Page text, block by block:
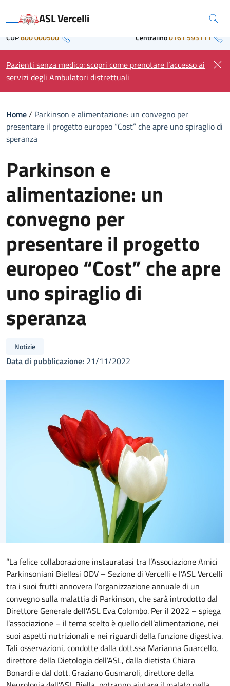
to Regione Piemonte
Menu ASL Vercelli
CUP800 000500 Centralino0161 593111
Pazienti senza medico: scopri come prenotare l’accesso ai
servizi degli Ambulatori distrettuali
Home/ Parkinson e alimentazione: un convegno per
presentare il progetto europeo “Cost” che apre uno spiraglio di
speranza
Parkinson e
alimentazione: un
convegno per
presentare il progetto
europeo “Cost” che apre
uno spiraglio di
speranza
Notizie
Data di pubblicazione: 21/11/2022
“La felice collaborazione instauratasi tra l’Associazione Amici
Parkinsoniani Biellesi ODV – Sezione di Vercelli e l’ASL Vercelli
tra i suoi frutti annovera l’organizzazione annuale di un
convegno sulla malattia di Parkinson, che sarà introdotto dal
Direttore Generale dell’ASL Eva Colombo. Per il 2022 – spiega
l’associazione – il tema scelto è quello dell’alimentazione, nei
suoi aspetti nutrizionali e nei riguardi della funzione digestiva.
Tali osservazioni, condotte dalla dott.ssa Marianna Guarcello,
direttore della Dietologia dell’ASL, dalla dietista Chiara
Bonardi e dal dott. Graziano Gusmaroli, direttore della